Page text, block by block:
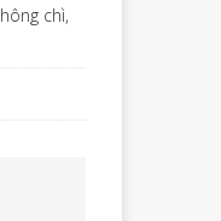
chì,